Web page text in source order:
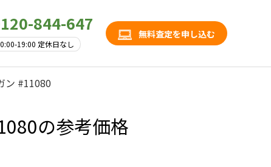
844-647
19:00 定休日なし
無料査定を申し込む
ン #11080
の参考価格